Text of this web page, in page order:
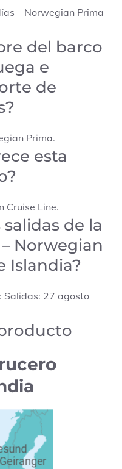
– Norwegian Prima
del barco
e
de
Prima.
esta
Cruise Line.
de la
Norwegian
Islandia?
Salidas: 27 agosto